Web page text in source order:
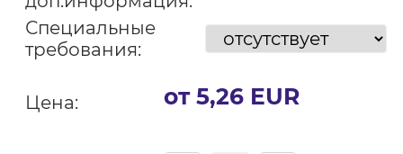
Специальные
требования:
Цена: от 5,26 EUR